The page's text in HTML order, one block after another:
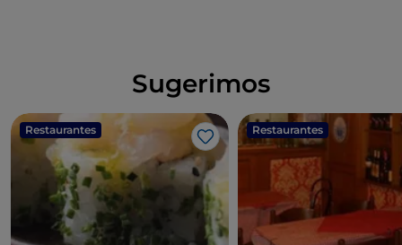
Sugerimos
Restaurantes
Gosto
Restaurantes